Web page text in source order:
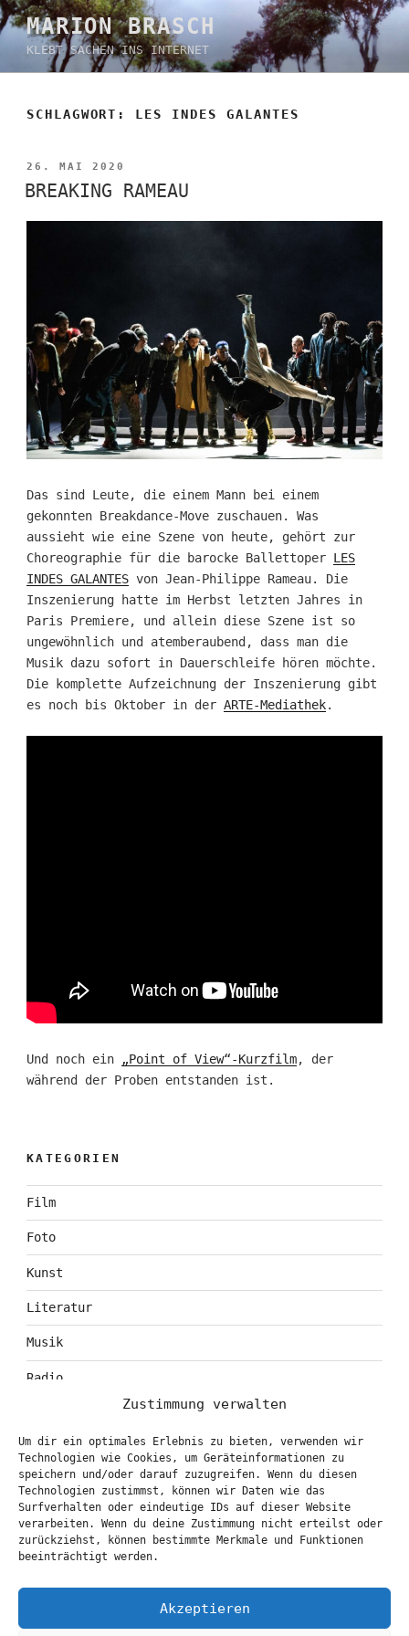
Zustimmung verwalten
Um dir ein optimales Erlebnis zu bieten, verwenden wir
Technologien wie Cookies, um Geräteinformationen zu
speichern und/oder darauf zuzugreifen. Wenn du diesen
Technologien zustimmst, können wir Daten wie das
Surfverhalten oder eindeutige IDs auf dieser Website
verarbeiten. Wenn du deine Zustimmung nicht erteilst oder
zurückziehst, können bestimmte Merkmale und Funktionen
beeinträchtigt werden.
Akzeptieren
Zum
Inhalt
springen
MARION BRASCH
KLEBT SACHEN INS INTERNET
SCHLAGWORT: LES INDES GALANTES
VERÖFFENTLICHT
AM
26. MAI 2020
BREAKING RAMEAU
Das sind Leute, die einem Mann bei einem
gekonnten Breakdance-Move zuschauen. Was
aussieht wie eine Szene von heute, gehört zur
Choreographie für die barocke Ballettoper LES
INDES GALANTESvon Jean-Philippe Rameau. Die
Inszenierung hatte im Herbst letzten Jahres in
Paris Premiere, und allein diese Szene ist so
ungewöhnlich und atemberaubend, dass man die
Musik dazu sofort in Dauerschleife hören möchte.
Die komplette Aufzeichnung der Inszenierung gibt
es noch bis Oktober in der ARTE-Mediathek.
Und noch ein „Point of View“-Kurzfilm, der
während der Proben entstanden ist.
KATEGORIEN
Film
Foto
Kunst
Literatur
Musik
Radio
Theater
KONTAKT & BOOKING
info@marionbrasch.de